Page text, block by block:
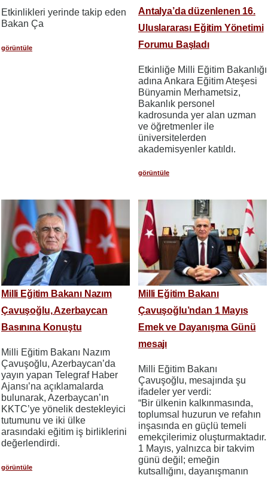
Etkinlikleri yerinde takip eden
Bakan Ça
görüntüle
Antalya’da düzenlenen 16.
Uluslararası Eğitim Yönetimi
Forumu Başladı
​​​​​​​Etkinliğe Milli Eğitim Bakanlığı
adına Ankara Eğitim Ateşesi
Bünyamin Merhametsiz,
Bakanlık personel
kadrosunda yer alan uzman
ve öğretmenler ile
üniversitelerden
akademisyenler katıldı.
görüntüle
Milli Eğitim Bakanı Nazım
Çavuşoğlu, Azerbaycan
Basınına Konuştu
Milli Eğitim Bakanı Nazım
Çavuşoğlu, Azerbaycan’da
yayın yapan Telegraf Haber
Ajansı’na açıklamalarda
bulunarak, Azerbaycan’ın
KKTC’ye yönelik destekleyici
tutumunu ve iki ülke
arasındaki eğitim iş birliklerini
değerlendirdi.
görüntüle
Milli Eğitim Bakanı
Çavuşoğlu’ndan 1 Mayıs
Emek ve Dayanışma Günü
mesajı
Milli Eğitim Bakanı
Çavuşoğlu, mesajında şu
ifadeler yer verdi:
“Bir ülkenin kalkınmasında,
toplumsal huzurun ve refahın
inşasında en güçlü temeli
emekçilerimiz oluşturmaktadır.
1 Mayıs, yalnızca bir takvim
günü değil; emeğin
kutsallığını, dayanışmanın